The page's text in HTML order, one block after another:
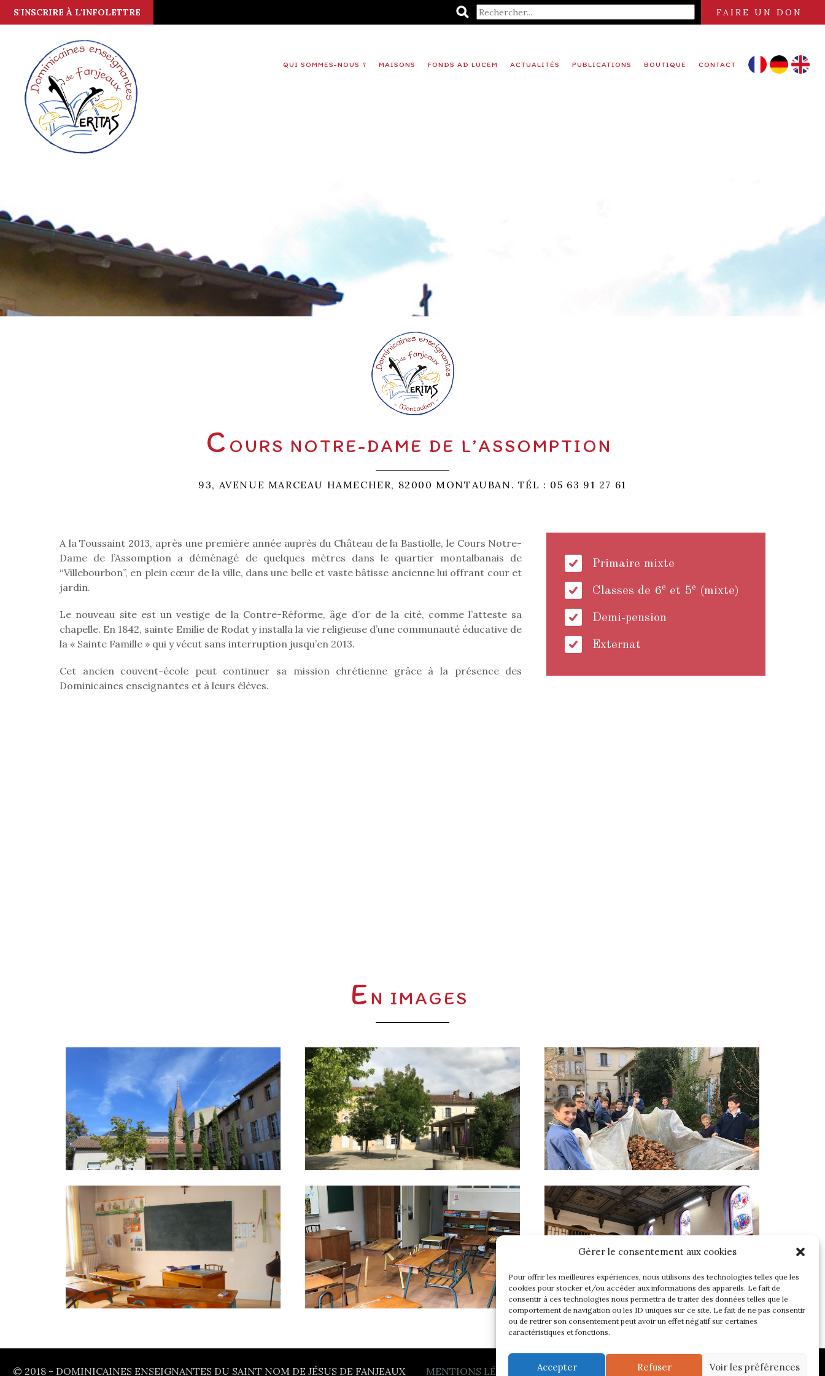
Gérer le consentement aux cookies
Pour offrir les meilleures expériences, nous utilisons des technologies telles que les
cookies pour stocker et/ou accéder aux informations des appareils. Le fait de
consentir à ces technologies nous permettra de traiter des données telles que le
comportement de navigation ou les ID uniques sur ce site. Le fait de ne pas consentir
ou de retirer son consentement peut avoir un effet négatif sur certaines
caractéristiques et fonctions.
Accepter Refuser Voir les préférences
S'INSCRIRE À L'INFOLETTRE FAIRE UN DON
DE EN
QUI SOMMES-NOUS ? MAISONS FONDS AD LUCEM ACTUALITÉS PUBLICATIONS BOUTIQUE CONTACT
C OURS NOTRE-DAME DE L’ASSOMPTION
93, AVENUE MARCEAU HAMECHER, 82000 MONTAUBAN. TÉL : 05 63 91 27 61
A la Toussaint 2013, après une première année auprès du Château de la Bastiolle, le Cours Notre-
Dame de l’Assomption a déménagé de quelques mètres dans le quartier montalbanais de
“Villebourbon”, en plein cœur de la ville, dans une belle et vaste bâtisse ancienne lui offrant cour et
jardin.
Le nouveau site est un vestige de la Contre-Réforme, âge d’or de la cité, comme l’atteste sa
chapelle. En 1842, sainte Emilie de Rodat y installa la vie religieuse d’une communauté éducative de
la « Sainte Famille » qui y vécut sans interruption jusqu’en 2013.
Cet ancien couvent-école peut continuer sa mission chrétienne grâce à la présence des
Dominicaines enseignantes et à leurs élèves.
Primaire mixte
Classes de 6e et 5e (mixte)
Demi-pension
Externat
E N IMAGES
© 2018 - DOMINICAINES ENSEIGNANTES DU SAINT NOM DE JÉSUS DE FANJEAUX MENTIONS LÉGALES | SITE ADMINISTRÉ ET MIS À JOUR PARSTUDIO VERSION